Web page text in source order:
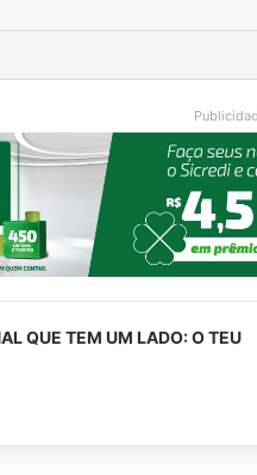
é liberada após serviços de
QUE TEM UM LADO: O TEU